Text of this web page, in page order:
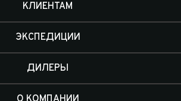
КЛИЕНТАМ
ЭКСПЕДИЦИИ
ДИЛЕРЫ